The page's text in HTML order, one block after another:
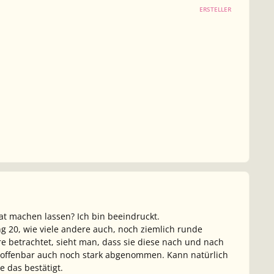
ERSTELLER
machen lassen? Ich bin beeindruckt.
20, wie viele andere auch, noch ziemlich runde
betrachtet, sieht man, dass sie diese nach und nach
auch noch stark abgenommen. Kann natürlich
das bestätigt.